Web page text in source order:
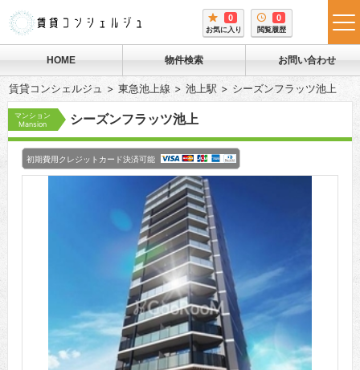
0
お気に入り
0
閲覧履歴
HOME 物件検索 お問い合わせ
賃貸コンシェルジュ 東急池上線 池上駅 シーズンフラッツ池上
マンション
Mansion
シーズンフラッツ池上
初期費用クレジットカード決済可能